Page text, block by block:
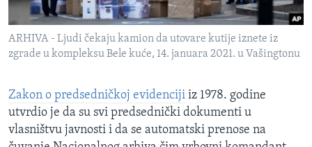
ARHIVA - Ljudi čekaju kamion da utovare kutije iznete iz
zgrade u kompleksu Bele kuće, 14. januara 2021. u Vašingtonu
Zakon o predsedničkoj evidenciji iz 1978. godine
utvrdio je da su svi predsednički dokumenti u
vlasništvu javnosti i da se automatski prenose na